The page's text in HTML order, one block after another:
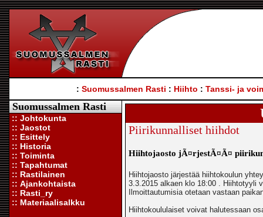
: Suomussalmen Rasti : Hiihto : Tanssi- ja
Suomussalmen Rasti
:: Johtokunta
:: Jaostot
:: Esittely
:: Historia
:: Toiminta
:: Tapahtumat
:: Rastilainen
:: Ajankohtaista
:: Rasti_ry
:: Materiaalisalkku
Piirikunnalliset hiihdot
Hiihtojaosto jÃ¤rjestÃ¤Ã¤
Hiihtojaosto järjestää hiihtokoulun
3.3.2015 alkaen klo 18:00 . Hiihtotyyli
Ilmoittautumisia otetaan vastaan
Hiihtokoululaiset voivat halutessaan